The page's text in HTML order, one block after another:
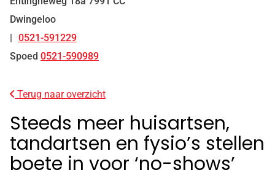
Dwingeloo
Tel:
0521-591229
Spoed 0521-590989
Terug naar overzicht
Steeds meer huisartsen,
tandartsen en fysio’s stellen
boete in voor ‘no-shows’